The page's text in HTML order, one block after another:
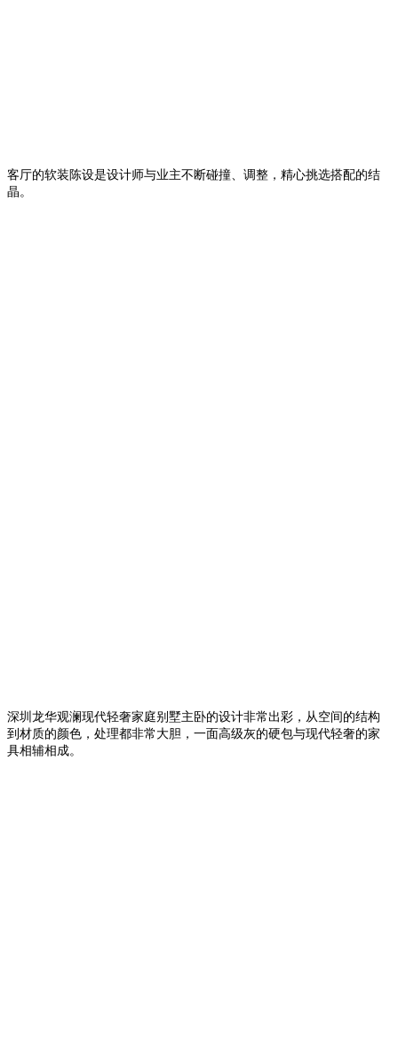
客厅的软装陈设是设计师与业主不断碰撞、调整，精心挑选搭配的结
晶。
深圳龙华观澜现代轻奢家庭别墅主卧的设计非常出彩，从空间的结构
到材质的颜色，处理都非常大胆，一面高级灰的硬包与现代轻奢的家
具相辅相成。